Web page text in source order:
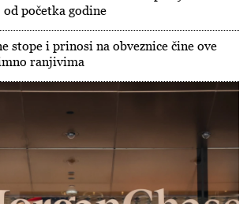
od početka godine
stope i prinosi na obveznice čine ove
ranjivima